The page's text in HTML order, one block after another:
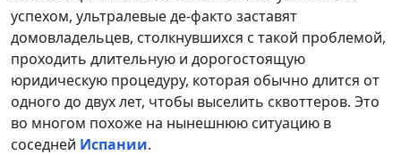
успехом, ультралевые де-факто заставят
домовладельцев, столкнувшихся с такой проблемой,
проходить длительную и дорогостоящую
юридическую процедуру, которая обычно длится от
одного до двух лет, чтобы выселить сквоттеров. Это
во многом похоже на нынешнюю ситуацию в
соседней Испании.